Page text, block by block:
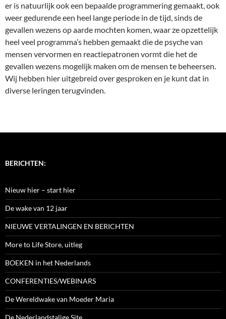
er is natuurlijk ook een bepaalde programmering gemaakt, ook
weer gedurende een heel lange periode in de tijd, sinds de
gevallen wezens op aarde mochten komen, waar ze opzettelijk
heel veel programma’s hebben gemaakt die de psyche van
mensen vervormen en reactiepatronen vormt die het de
gevallen wezens mogelijk maken om de mensen te beheersen.
Wij hebben hier uitgebreid over gesproken en je kunt dat in
diverse leringen terugvinden.
BERICHTEN:
Nieuw hier – start hier
De wake van 12 jaar
NIEUWE VERTALINGEN EN BERICHTEN
More to Life Store, uitleg
BOEKEN in het Nederlands
CONFERENTIES/WEBINARS
De Wereldwake van Moeder Maria
De Nederlandstalige Site